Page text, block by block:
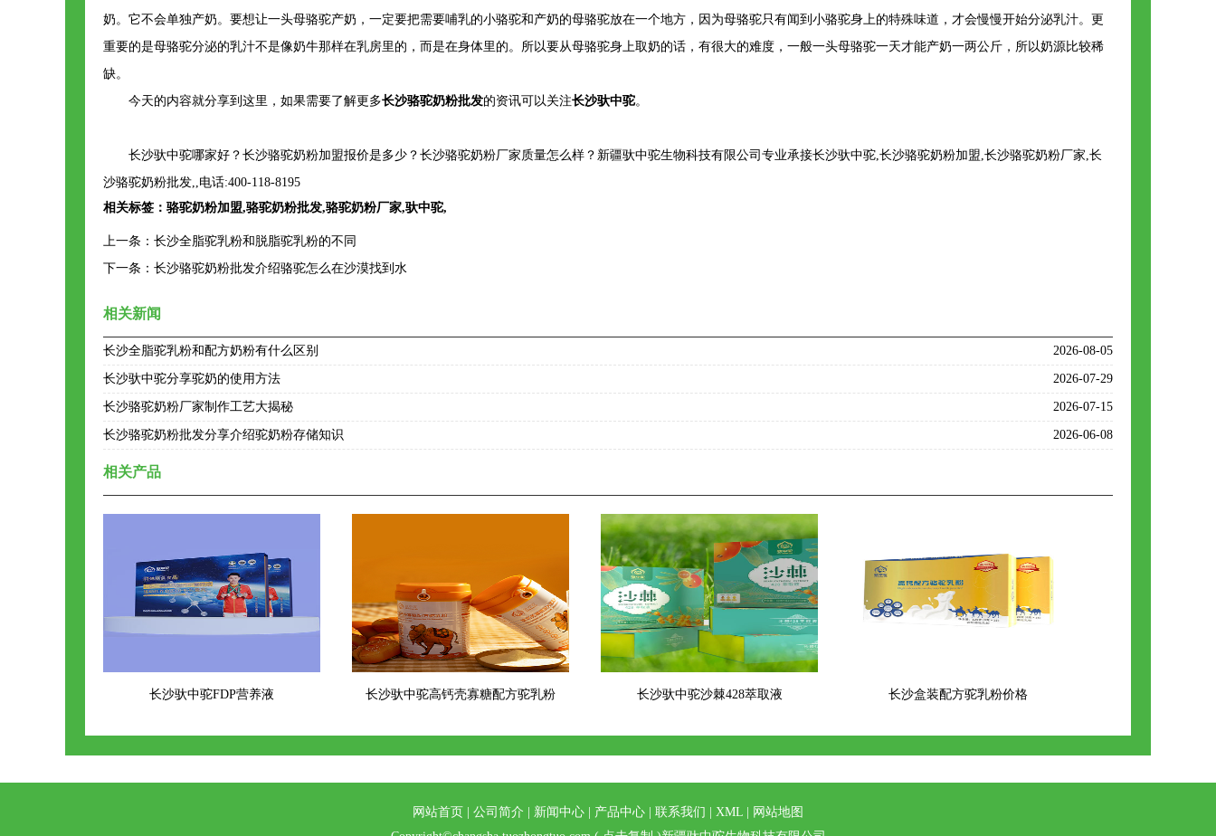
奶。它不会单独产奶。要想让一头母骆驼产奶，一定要把需要哺乳的小骆驼和产奶的母骆驼放在一个地方，因为母骆驼只有闻到小骆驼身上的特殊味道，才会慢慢开始分泌乳汁。更
重要的是母骆驼分泌的乳汁不是像奶牛那样在乳房里的，而是在身体里的。所以要从母骆驼身上取奶的话，有很大的难度，一般一头母骆驼一天才能产奶一两公斤，所以奶源比较稀
缺。
今天的内容就分享到这里，如果需要了解更多长沙骆驼奶粉批发的资讯可以关注长沙驮中驼。
长沙驮中驼哪家好？长沙骆驼奶粉加盟报价是多少？长沙骆驼奶粉厂家质量怎么样？新疆驮中驼生物科技有限公司专业承接长沙驮中驼,长沙骆驼奶粉加盟,长沙骆驼奶粉厂家,长
沙骆驼奶粉批发,,电话:400-118-8195
相关标签： 骆驼奶粉加盟,骆驼奶粉批发,骆驼奶粉厂家,驮中驼,
上一条： 长沙全脂驼乳粉和脱脂驼乳粉的不同
下一条： 长沙骆驼奶粉批发介绍骆驼怎么在沙漠找到水
相关新闻
长沙全脂驼乳粉和配方奶粉有什么区别 2026-08-05
长沙驮中驼分享驼奶的使用方法 2026-07-29
长沙骆驼奶粉厂家制作工艺大揭秘 2026-07-15
长沙骆驼奶粉批发分享介绍驼奶粉存储知识 2026-06-08
相关产品
长沙驮中驼FDP营养液 长沙驮中驼高钙壳寡糖配方驼乳粉 长沙驮中驼沙棘428萃取液 长沙盒装配方驼乳粉价格
网站首页 公司简介 新闻中心 产品中心 联系我们 XML
网站地图